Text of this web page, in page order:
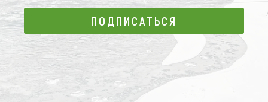
ПОДПИСАТЬСЯ
ПОДПИСАТЬСЯ